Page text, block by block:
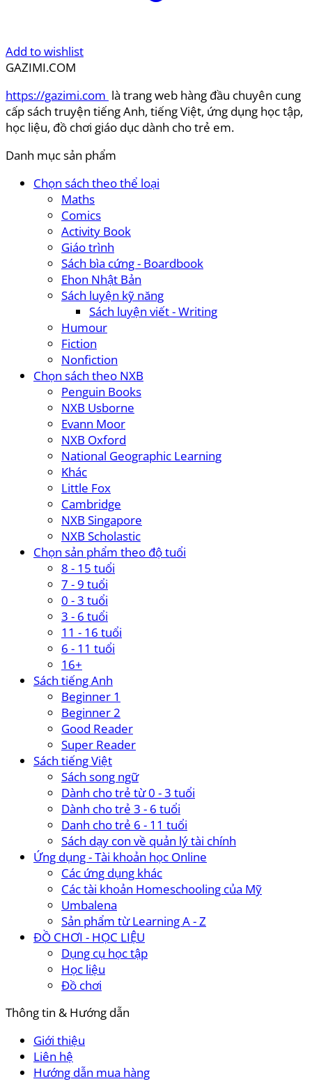
Add to wishlist
GAZIMI.COM
https://gazimi.com là trang web hàng đầu chuyên cung
cấp sách truyện tiếng Anh, tiếng Việt, ứng dụng học tập,
học liệu, đồ chơi giáo dục dành cho trẻ em.
Danh mục sản phẩm
Chọn sách theo thể loại
Maths
Comics
Activity Book
Giáo trình
Sách bìa cứng - Boardbook
Ehon Nhật Bản
Sách luyện kỹ năng
Sách luyện viết - Writing
Humour
Fiction
Nonfiction
Chọn sách theo NXB
Penguin Books
NXB Usborne
Evann Moor
NXB Oxford
National Geographic Learning
Khác
Little Fox
Cambridge
NXB Singapore
NXB Scholastic
Chọn sản phẩm theo độ tuổi
8 - 15 tuổi
7 - 9 tuổi
0 - 3 tuổi
3 - 6 tuổi
11 - 16 tuổi
6 - 11 tuổi
16+
Sách tiếng Anh
Beginner 1
Beginner 2
Good Reader
Super Reader
Sách tiếng Việt
Sách song ngữ
Dành cho trẻ từ 0 - 3 tuổi
Dành cho trẻ 3 - 6 tuổi
Danh cho trẻ 6 - 11 tuổi
Sách dạy con về quản lý tài chính
Ứng dụng - Tài khoản học Online
Các ứng dụng khác
Các tài khoản Homeschooling của Mỹ
Umbalena
Sản phẩm từ Learning A - Z
ĐỒ CHƠI - HỌC LIỆU
Dụng cụ học tập
Học liệu
Đồ chơi
Thông tin & Hướng dẫn
Giới thiệu
Liên hệ
Hướng dẫn mua hàng